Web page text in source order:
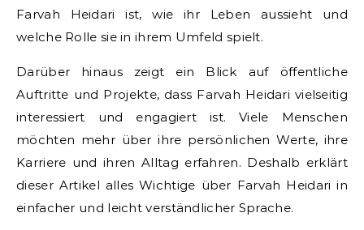
Farvah Heidari ist, wie ihr Leben aussieht und
welche Rolle sie in ihrem Umfeld spielt.
Darüber hinaus zeigt ein Blick auf öffentliche
Auftritte und Projekte, dass Farvah Heidari vielseitig
interessiert und engagiert ist. Viele Menschen
möchten mehr über ihre persönlichen Werte, ihre
Karriere und ihren Alltag erfahren. Deshalb erklärt
dieser Artikel alles Wichtige über Farvah Heidari in
einfacher und leicht verständlicher Sprache.